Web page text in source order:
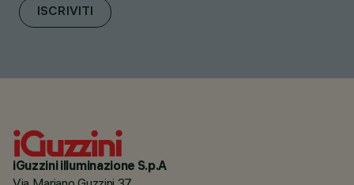
ISCRIVITI
iGuzzini illuminazione S.p.A